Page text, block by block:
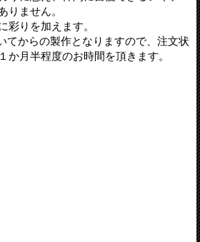
りません。
彩りを加えます。
てからの製作となりますので、注文状
か月半程度のお時間を頂きます。